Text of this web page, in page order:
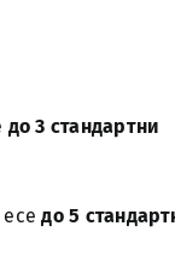
до 3 стандартни
еседо 5